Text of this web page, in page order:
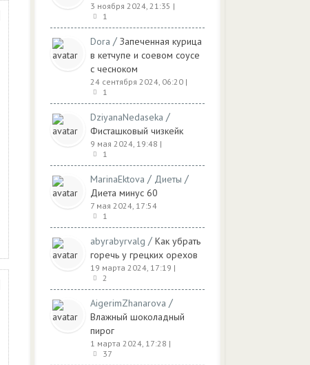
3 ноября 2024, 21:35 |
1
Dora / Запеченная курица
в кетчупе и соевом соусе
с чесноком
24 сентября 2024, 06:20 |
1
DziyanaNedaseka /
Фисташковый чизкейк
9 мая 2024, 19:48 |
1
MarinaEktova / Диеты /
Диета минус 60
7 мая 2024, 17:54
1
abyrabyrvalg / Как убрать
горечь у грецких орехов
19 марта 2024, 17:19 |
2
AigerimZhanarova /
Влажный шоколадный
пирог
1 марта 2024, 17:28 |
37